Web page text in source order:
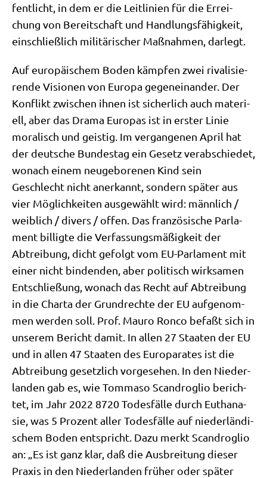
fent­licht, in dem er die Leit­li­ni­en für die Errei­
chung von Bereit­schaft und Hand­lungs­fä­hig­keit,
ein­schließ­lich mili­tä­ri­scher Maß­nah­men, darlegt.
Auf euro­päi­schem Boden kämp­fen zwei riva­li­sie­
ren­de Visio­nen von Euro­pa gegen­ein­an­der. Der
Kon­flikt zwi­schen ihnen ist sicher­lich auch mate­ri­
ell, aber das Dra­ma Euro­pas ist in erster Linie
mora­lisch und gei­stig. Im ver­gan­ge­nen April hat
der deut­sche Bun­des­tag ein Gesetz ver­ab­schie­det,
wonach einem neu­ge­bo­re­nen Kind sein
Geschlecht nicht aner­kannt, son­dern spä­ter aus
vier Mög­lich­kei­ten aus­ge­wählt wird: männ­lich /​
weib­lich /​ divers /​ offen. Das fran­zö­si­sche Par­la­
ment bil­lig­te die Ver­fas­sungs­mä­ßig­keit der
Abtrei­bung, dicht gefolgt vom EU-Par­la­ment mit
einer nicht bin­den­den, aber poli­tisch wirk­sa­men
Ent­schlie­ßung, wonach das Recht auf Abtrei­bung
in die Char­ta der Grund­rech­te der EU auf­ge­nom­
men wer­den soll. Prof. Mau­ro Ron­co befaßt sich in
unse­rem Bericht damit. In allen 27 Staa­ten der EU
und in allen 47 Staa­ten des Euro­pa­ra­tes ist die
Abtrei­bung gesetz­lich vor­ge­se­hen. In den Nie­der­
lan­den gab es, wie Tom­ma­so Scan­dro­glio berich­
tet, im Jahr 2022 8720 Todes­fäl­le durch Eutha­na­
sie, was 5 Pro­zent aller Todes­fäl­le auf nie­der­län­di­
schem Boden ent­spricht. Dazu merkt Scan­dro­glio
an: „Es ist ganz klar, daß die Aus­brei­tung die­ser
Pra­xis in den Nie­der­lan­den frü­her oder spä­ter